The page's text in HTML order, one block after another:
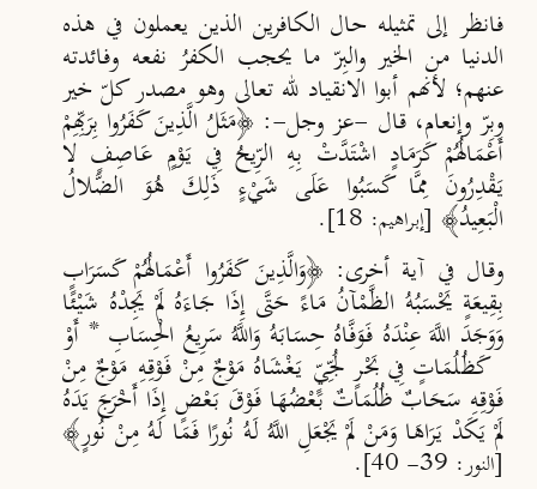
فانظر إلى تمثيله حال الكافرين الذين يعملون في هذه
الدنيا من الخير والبِرّ ما يحجب الكفرُ نفعه وفائدته
عنهم؛ لأنهم أبوا الانقياد لله تعالى وهو مصدر كلّ خير
وبِرّ وإنعام، قال -عز وجل-: ﴿مَثَلُ الَّذِينَ كَفَرُوا بِرَبِّهِمْ
أَعْمَالُهُمْ كَرَمَادٍ اشْتَدَّتْ بِهِ الرِّيحُ فِي يَوْمٍ عَاصِفٍ لا
يَقْدِرُونَ مِمَّا كَسَبُوا عَلَى شَيْءٍ ذَلِكَ هُوَ الضَّلالُ
الْبَعِيدُ﴾ [إبراهيم: 18] .
وقال في آية أخرى: ﴿وَالَّذِينَ كَفَرُوا أَعْمَالُهُمْ كَسَرَابٍ
بِقِيعَةٍ يَحْسَبُهُ الظَّمْآنُ مَاءً حَتَّى إِذَا جَاءَهُ لَمْ يَجِدْهُ شَيْئًا
وَوَجَدَ اللَّهَ عِنْدَهُ فَوَفَّاهُ حِسَابَهُ وَاللَّهُ سَرِيعُ الْحِسَابِ * أَوْ
كَظُلُمَاتٍ فِي بَحْرٍ لُجِّيٍّ يَغْشَاهُ مَوْجٌ مِنْ فَوْقِهِ مَوْجٌ مِنْ
فَوْقِهِ سَحَابٌ ظُلُمَاتٌ بَعْضُهَا فَوْقَ بَعْضٍ إِذَا أَخْرَجَ يَدَهُ
لَمْ يَكَدْ يَرَاهَا وَمَنْ لَمْ يَجْعَلِ اللَّهُ لَهُ نُورًا فَمَا لَهُ مِنْ نُورٍ﴾
[النور: 39- 40].